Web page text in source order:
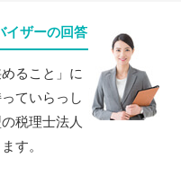
イザーの回答
ること」に
ていらっし
税理士法人
す。